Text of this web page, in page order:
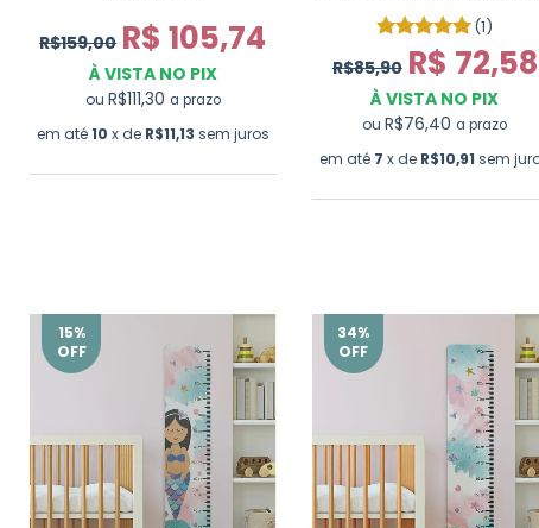
R$159,00 R$ 105,74
À VISTA NO PIX
ou R$111,30 a prazo
em até10 x de R$11,13 sem juros
(1)
R$85,90 R$ 72,58
À VISTA NO PIX
ouR$76,40 a prazo
em até 7 x de R$10,91 sem
15%
OFF
34%
OFF